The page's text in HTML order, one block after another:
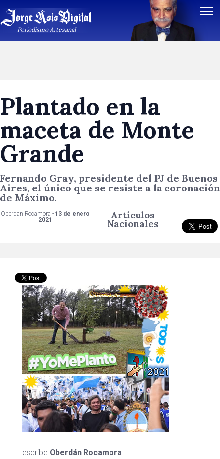
Periodismo Artesanal
Plantado en la
maceta de Monte
Grande
Fernando Gray, presidente del PJ de Buenos
Aires, el único que se resiste a la coronación
de Máximo.
Oberdan Rocamora - 13 de enero
2021
Artículos
Nacionales
escribe Oberdán Rocamora